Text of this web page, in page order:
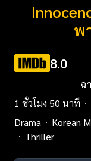
พ
8.0
ฉ
1 ชั่วโมง 50 นาที
Drama
Korean
Thriller